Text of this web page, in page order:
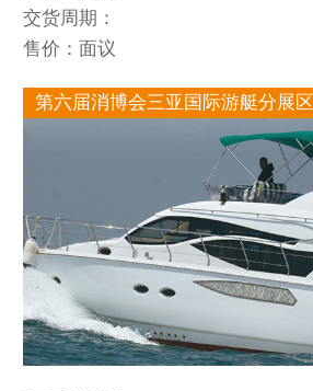
交货周期：
售价：面议
第六届消博会三亚国际游艇分展